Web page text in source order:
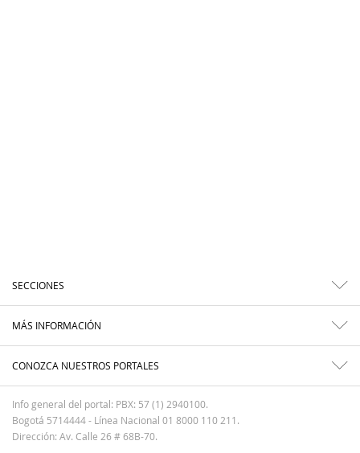
SECCIONES
MÁS INFORMACIÓN
CONOZCA NUESTROS PORTALES
Info general del portal: PBX: 57 (1) 2940100.
Bogotá 5714444 - Línea Nacional 01 8000 110 211.
Dirección: Av. Calle 26 # 68B-70.